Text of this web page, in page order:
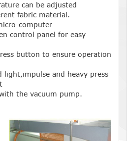
can be adjusted
fabric material.
computer
control panel for easy
button to ensure operation
light,impulse and heavy press
the vacuum pump.